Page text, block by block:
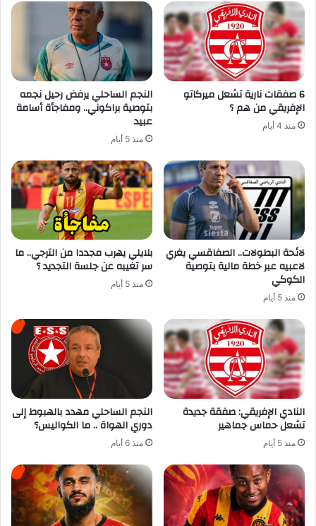
6 صفقات نارية تشعل ميركاتو
الإفريقي من هم ؟
منذ 4 أيام
النجم الساحلي يرفض رحيل نجمه
بتوصية براكوني.. ومفاجأة أسامة
عبيد
منذ 5 أيام
لائحة البطولات.. الصفاقسي يغري
لاعبيه عبر خطة مالية بتوصية
الكوكي
منذ 5 أيام
بلايلي يهرب مجددا من الترجي.. ما
سر تغيبه عن جلسة التجديد ؟
منذ 5 أيام
النادي الإفريقي: صفقة جديدة
تشعل حماس جماهير
منذ 5 أيام
النجم الساحلي مهدد بالهبوط إلى
دوري الهواة .. ما الكواليس؟
منذ 6 أيام